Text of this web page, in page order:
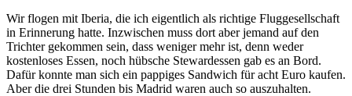
Wir flogen mit Iberia, die ich eigentlich als richtige Fluggesellschaft
in Erinnerung hatte. Inzwischen muss dort aber jemand auf den
Trichter gekommen sein, dass weniger mehr ist, denn weder
kostenloses Essen, noch hübsche Stewardessen gab es an Bord.
Dafür konnte man sich ein pappiges Sandwich für acht Euro kaufen.
Aber die drei Stunden bis Madrid waren auch so auszuhalten.